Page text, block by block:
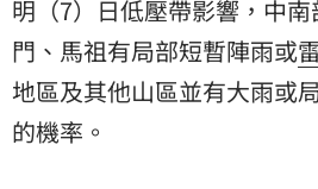
明（7）日低壓帶影響，中
門、馬祖有局部短暫陣雨或
地區及其他山區並有大雨或
的機率。